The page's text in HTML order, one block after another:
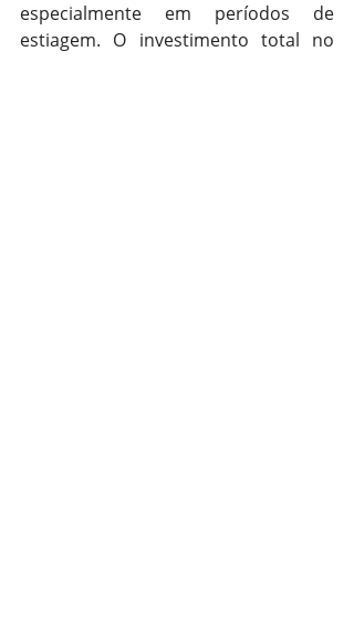
especialmente em períodos de
estiagem. O investimento total no